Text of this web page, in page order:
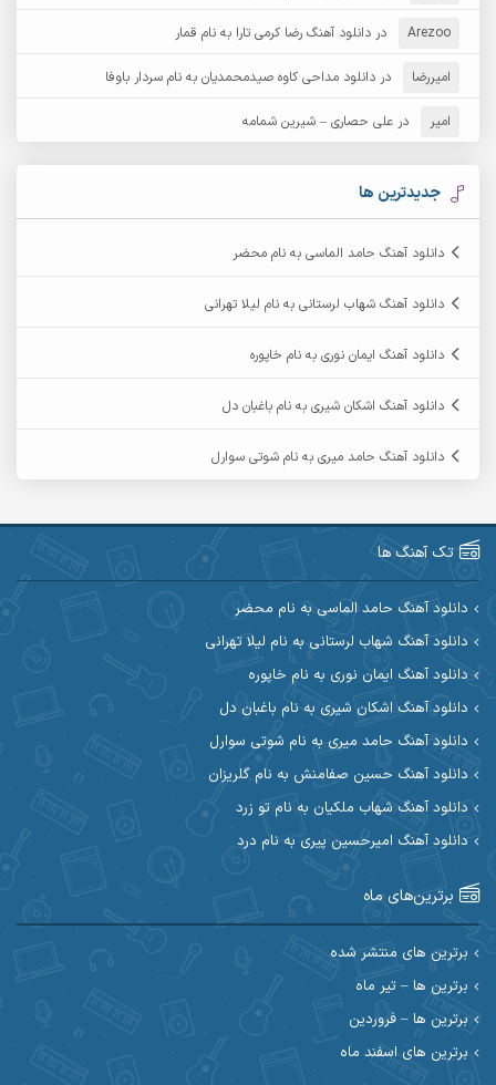
آرش مبهم آرش مستشیری
آرش مهرابی آرش نظری
آرشام
آرکاداش
آرین صیادی
آرین مریدی
آوات بوکانی آوات یگانه
آیت احمدنژاد
ابراهیم شمس ابوالحسن جاویدان
ابی حسینی
احسان آیینفر
احسان امیدوار
احسان حیدری احسان دریادل
احسان رمضانی احسان علیانی
احسان کریمی احسان کمری
Arezoo در دانلود آهنگ رضا کرمی تارا به نام قمار
امیررضا در دانلود مداحی کاوه صیدمحمدیان به نام سردار باوفا
امیر در علی حصاری – شیرین شمامه
جدیدترین ها
دانلود آهنگ حامد الماسی به نام محضر
دانلود آهنگ شهاب لرستانی به نام لیلا تهرانی
دانلود آهنگ ایمان نوری به نام خاپوره
دانلود آهنگ اشکان شیری به نام باغبان دل
دانلود آهنگ حامد میری به نام شوتی سوارل
تک آهنگ ها
دانلود آهنگ حامد الماسی به نام محضر
دانلود آهنگ شهاب لرستانی به نام لیلا تهرانی
دانلود آهنگ ایمان نوری به نام خاپوره
دانلود آهنگ اشکان شیری به نام باغبان دل
دانلود آهنگ حامد میری به نام شوتی سوارل
دانلود آهنگ حسین صفامنش به نام گلریزان
دانلود آهنگ شهاب ملکیان به نام تو زرد
دانلود آهنگ امیرحسین پیری به نام درد
برترین‌های ماه
برترین های منتشر شده
برترین ها – تیر ماه
برترین ها – فروردین
برترین های اسفند ماه